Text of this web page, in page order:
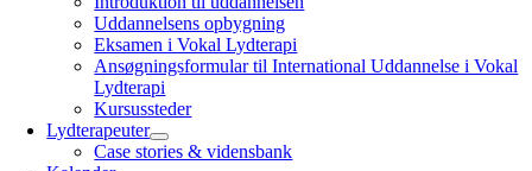
Uddannelsens opbygning
Eksamen i Vokal Lydterapi
Ansøgningsformular til International Uddannelse i Vokal
Lydterapi
Kursussteder
Lydterapeuter
Case stories & vidensbank